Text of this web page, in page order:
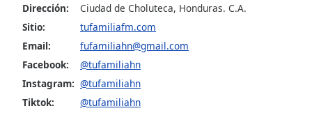
settings
dialog
subtitles
off,
Audio
Dirección:
Ciudad de Choluteca, Honduras. C.A.
Sitio:
tufamiliafm.com
Email:
fufamiliahn@gmail.com
Facebook:
@tufamiliahn
Instagram: @tufamiliahn
Tiktok:
@tufamiliahn